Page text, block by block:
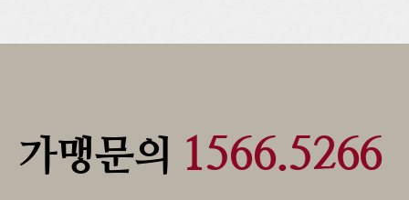
가맹문의 1566.5266